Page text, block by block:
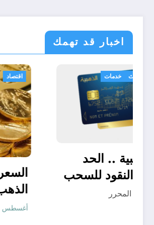
اخبار قد تهمك
اقتصاد الجزائر الحدث
البطاقة الذهبية .. الحد
الأقصى من النقود للسحب
اليومي بريد الجزائر الحد
أغسطس 9, 2026